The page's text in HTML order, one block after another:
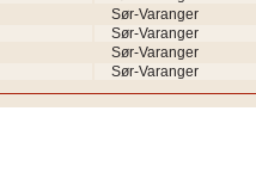
Sør-Varanger
Sør-Varanger
Sør-Varanger
Sør-Varanger